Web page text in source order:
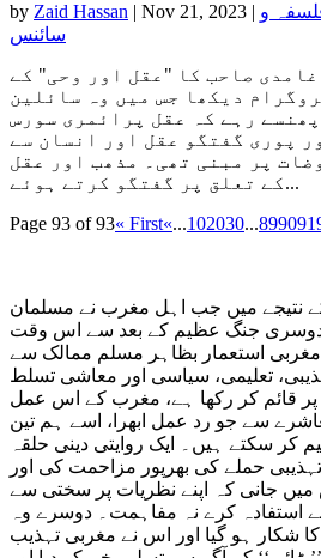
by Zaid Hassan | Nov 21, 2023 | و
سائنس
صاحب کا "عقل اور وحی" کے
دیکھا جس میں وہ سائلین
رہے کہ عقل پرائمری سورس
پوری گفتگو عقل اور انسان سے
پر مبنی تھی۔ مذھب اور عقل
کے تعلق پر گفتگو کرتے ہوئے...
Page 93 of 93« First«...102030...899091
نتیجے میں جب اہل مغرب نے مسلمان
دوسری جنگ عظیم کے بعد سے اس وقت
استعمار بظاہر مسلم ممالک سے
تعلیمی، سیاسی اور معاشی تسلط
پر قائم کر رکھا ہے، مغرب کے اس عمل
سے جو رد عمل ابھرا، اسے ہم تین
کر سکتے ہیں۔ ایک روایتی دینی حلقہ
حملے کی بھرپور مزاحمت کی اور
جانی کہ اپنے نظریات پر سختی سے
استفادہ کرے نہ مفاہمت۔ دوسرے وہ
شکار ہو گیا اور اس نے مغربی تہذیب